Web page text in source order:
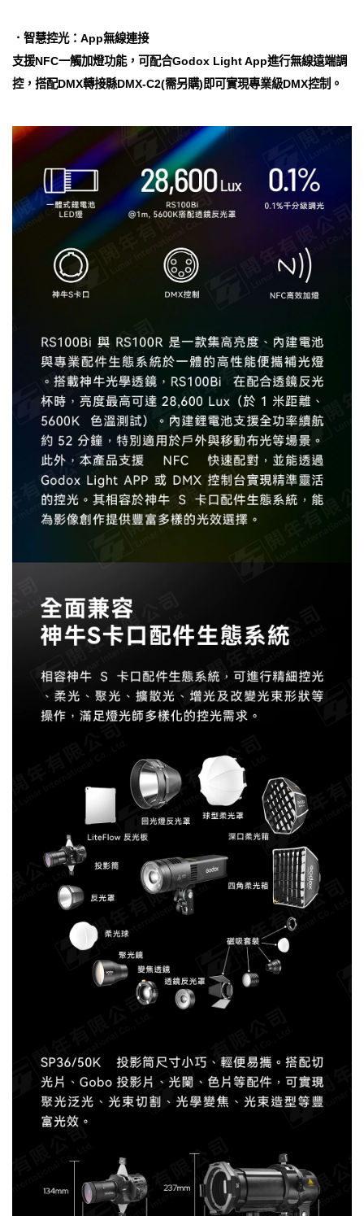
．智慧控光：App無線連接
支援NFC一觸加燈功能，可配合Godox Light App進行無線遠端調
控，搭配DMX轉接縣DMX-C2(需另購)即可實現專業級DMX控制。